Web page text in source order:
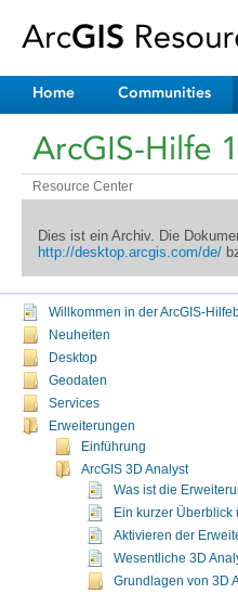
Home Communities
ArcGIS-Hilfe
Resource Center
Dies ist ein Archiv. Die
http://desktop.arcgis.com/de/
Willkommen in der ArcGIS-
Neuheiten
Desktop
Geodaten
Services
Erweiterungen
Einführung
ArcGIS 3D Analyst
Was ist die
Ein kurzer Überblick
Aktivieren der
Wesentliche 3D
Grundlagen von 3D